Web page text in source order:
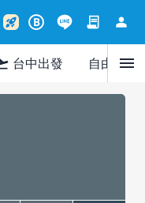
rocket_launch B contract person
台中出發 自由行menu